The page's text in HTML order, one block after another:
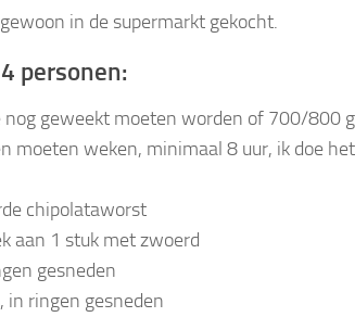
in de supermarkt gekocht.
personen:
geweekt moeten worden of 700/800
moeten weken, minimaal 8 uur, ik doe
chipolataworst
aan 1 stuk met zwoerd
gesneden
in ringen gesneden